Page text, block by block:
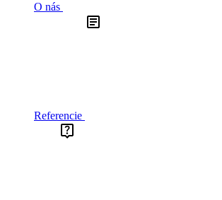
O nás
Referencie